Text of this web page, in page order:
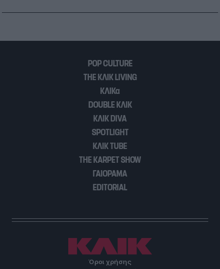
POP CULTURE
THE ΚΛΙΚ LIVING
ΚΛΙΚα
DOUBLE ΚΛΙΚ
ΚΛΙΚ DIVA
SPOTLIGHT
ΚΛΙΚ TUBE
THE KARPET SHOW
ΓΑΙΟΡΑΜΑ
EDITORIAL
Όροι χρήσης